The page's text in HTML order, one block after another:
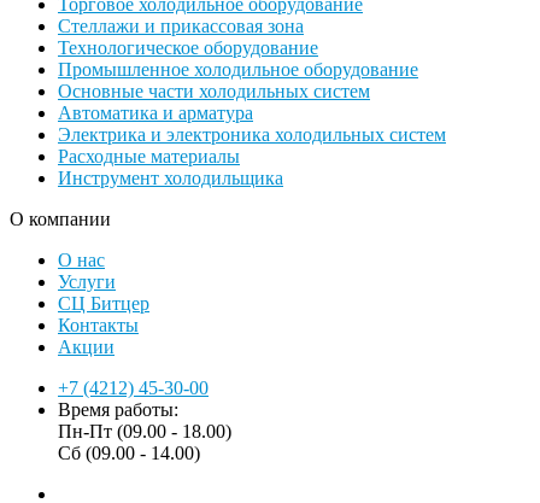
Стеллажи и прикассовая зона
Технологическое оборудование
Промышленное холодильное оборудование
Основные части холодильных систем
Автоматика и арматура
Электрика и электроника холодильных систем
Расходные материалы
Инструмент холодильщика
О компании
О нас
Услуги
СЦ Битцер
Контакты
Акции
+7 (4212) 45-30-00
Время работы:
Пн-Пт (09.00 - 18.00)
Сб (09.00 - 14.00)